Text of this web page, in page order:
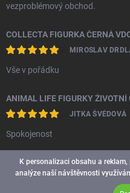
K personalizaci obsahu a
analýze naší návštěvnosti
vezproblémový obchod.
COLLECTA FIGURKA ČERNÁ
MIROSLAV
Vše v pořádku
ANIMAL LIFE FIGURKY ŽIVOTNÍ
JITKA ŠVÉDOVÁ
Spokojenost